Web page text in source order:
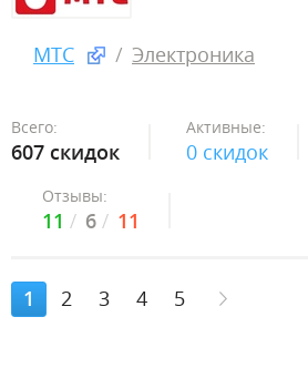
МТС Электроника
Всего:
607 скидок
Активные:
0 скидок
Отзывы:
11 6 11
1 2 3 4 5